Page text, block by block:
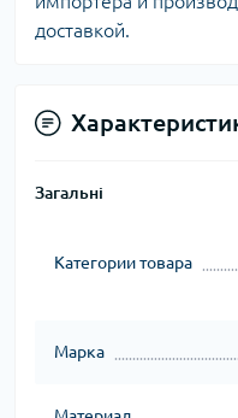
доставкой.
Загальні
Категории товара
Марка